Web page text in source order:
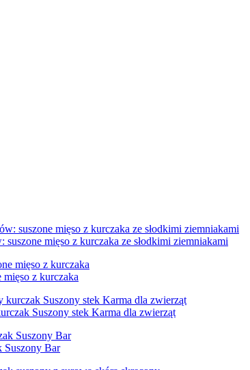
mięso z kurczaka ze słodkimi ziemniakami
mięso z kurczaka
Suszony stek Karma dla zwierząt
Suszony Bar